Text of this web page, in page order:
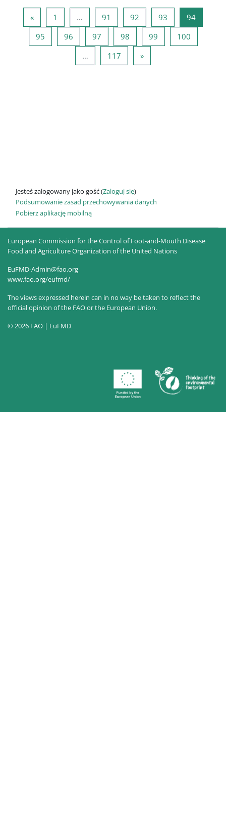
«Poprzednia strona
1 … 91 Strona 91
92 Strona 92
93 Strona 93
94Strona
95Strona 95
96Strona 96
97Strona 97
98Strona 98
99Strona 99
100Strona
…
117 Strona 117
»Następna strona
Jesteś zalogowany jako gość (Zaloguj się)
Podsumowanie zasad przechowywania danych
Pobierz aplikację mobilną
European Commission for the Control of Foot-and-Mouth Disease
Food and Agriculture Organization of the United Nations
EuFMD-Admin@fao.org
www.fao.org/eufmd/
The views expressed herein can in no way be taken to reflect the
official opinion of the FAO or the European Union.
© 2026 FAO | EuFMD